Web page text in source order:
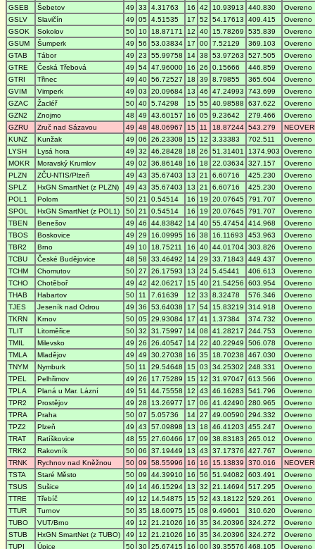
GSEB
Šebetov 49 33 4.31763 16 42 10.93913 440.830
Overeno
GSLV
Slavičín 49 05 4.51535 17 52 54.17613 409.415
Overeno
GSOK
Sokolov 50 10 18.87171 12 40 15.78269 535.839
Overeno
GSUM
Šumperk 49 56 53.03834 17 00 7.52129 369.103
Overeno
GTAB
Tábor 49 23 55.99758 14 38 53.97263 527.505
Overeno
GTRE
Česká Třebová 49 54 47.96000 16 26 0.15666 446.859
Overeno
GTRI
Třinec 49 40 56.72527 18 39 8.79855 365.604
Overeno
GVIM
Vimperk 49 03 20.09684 13 46 47.24993 743.699
Overeno
GZAC
Žacléř 50 40 5.74298 15 55 40.98588 637.622
Overeno
GZN2
Znojmo 48 49 43.60157 16 05 9.23642 279.466
Overeno
GZRU
Zruč nad Sázavou 49 48 48.06967 15 11 18.87244 543.279
KUNZ
Kunžak 49 06 26.23308 15 12 3.33383 702.511
Overeno
LYSH
Lysá hora 49 32 46.28428 18 26 51.31401 1374.903
Overeno
MOKR
Moravský Krumlov 49 02 36.86148 16 18 22.03634 327.157
Overeno
PLZN
ZČU-NTIS/Plzeň 49 43 35.67403 13 21 6.60716 425.230
Overeno
SPLZ
HxGN SmartNet (z PLZN) 49 43 35.67403 13 21 6.60716 425.230
Overeno
POL1
Polom 50 21 0.54514 16 19 20.07645 791.707
Overeno
SPOL
HxGN SmartNet (z POL1) 50 21 0.54514 16 19 20.07645 791.707
Overeno
TBEN
Benešov 49 46 44.83842 14 40 55.47454 414.968
Overeno
TBOS
Boskovice 49 29 16.09995 16 38 16.11693 453.963
Overeno
TBR2
Brno 49 10 18.75211 16 40 44.01704 303.826
Overeno
TCBU
České Budějovice 48 58 33.46492 14 29 33.71843 449.437
Overeno
TCHM
Chomutov 50 27 26.17593 13 24 5.45441 406.613
Overeno
TCHO
Chotěboř 49 42 42.06217 15 40 21.54256 603.954
Overeno
THAB
Habartov 50 11 7.61639 12 33 8.32478 576.346
Overeno
TJES
Jeseník nad Odrou 49 36 53.64038 17 54 15.83219 314.918
Overeno
TKRN
Krnov 50 05 29.93084 17 41 1.37384 374.732
Overeno
TLIT
Litoměřice 50 32 31.75997 14 08 41.28217 244.753
Overeno
TMIL
Milevsko 49 26 26.40547 14 22 40.22949 506.078
Overeno
TMLA
Mladějov 49 49 30.27038 16 35 18.70238 467.030
Overeno
TNYM
Nymburk 50 11 29.54648 15 03 34.25302 248.331
Overeno
TPEL
Pelhřimov 49 26 17.75289 15 12 31.97047 613.566
Overeno
TPLA
Planá u Mar. Lázní 49 51 44.75558 12 43 46.16283 541.796
Overeno
TPR2
Prostějov 49 28 13.26977 17 06 41.42490 280.965
Overeno
TPRA
Praha 50 07 5.05736 14 27 49.00590 294.332
Overeno
TPZ2
Plzeň 49 43 57.09898 13 18 46.41203 455.247
Overeno
TRAT
Ratíškovice 48 55 27.60466 17 09 38.83183 265.012
Overeno
TRK2
Rakovník 50 06 37.19449 13 43 37.17376 427.767
Overeno
TRNK
Rychnov nad Kněžnou 50 09 58.55996 16 16 15.13839 370.016
TSTA
Staré Město 50 09 44.39910 16 56 51.94082 603.491
Overeno
TSUS
Sušice 49 14 46.15294 13 32 21.14694 517.295
Overeno
TTRE
Třebíč 49 12 14.54875 15 52 43.18122 529.261
Overeno
TTUR
Turnov 50 35 18.60975 15 08 9.49601 310.620
Overeno
TUBO
VUT/Brno 49 12 21.21026 16 35 34.20396 324.272
Overeno
STUB
HxGN SmartNet (z TUBO) 49 12 21.21026 16 35 34.20396 324.272
Overeno
TUPI
Úpice 50 30 25.67415 16 00 39.35576 468.105 Overeno